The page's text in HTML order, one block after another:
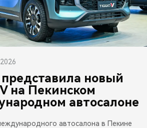
новый
на Пекинском
автосалоне
автосалона в Пекине